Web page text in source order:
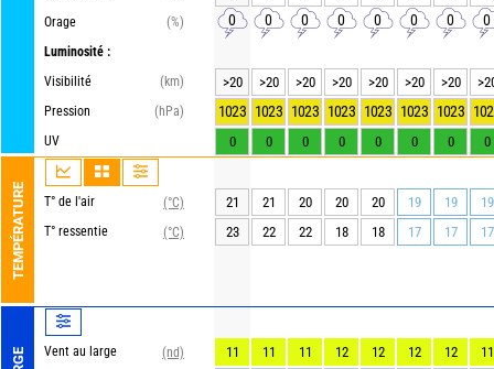
Orage
(%)
Luminosité :
Visibilité
(km)
Pression
(hPa)
UV
TEMPÉRATURE T° de l'air
(°C)
T° ressentie
(°C)
Vent au large
(nd)
0 0 0 0 0 0 0 0
>20 >20 >20 >20 >20 >20 >20
1023 1023 1023 1023 1023 1023 1023
0 0 0 0 0 0 0 0
21 21 20 20 20 19 19
19
23
22 22 18 18 17 17 17
11 11 11 12 12 12 12
11